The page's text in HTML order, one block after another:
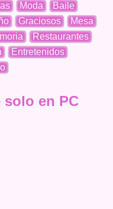
Moda
Baile
Graciosos
Mesa
Restaurantes
Entretenidos
en PC